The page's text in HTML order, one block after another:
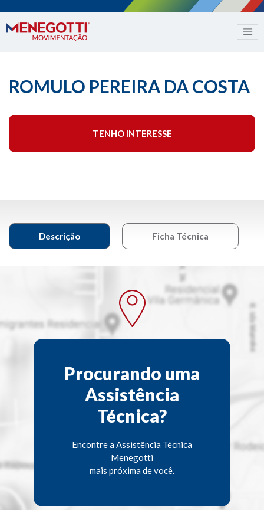
ROMULO PEREIRA DA COSTA
TENHO INTERESSE
Descrição Ficha Técnica
Procurando uma
Assistência
Técnica?
Encontre a Assistência Técnica
Menegotti
mais próxima de você.